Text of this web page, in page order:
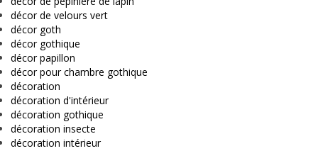
décor de velours vert
décor goth
décor gothique
décor papillon
décor pour chambre gothique
décoration
décoration d'intérieur
décoration gothique
décoration insecte
décoration intérieur